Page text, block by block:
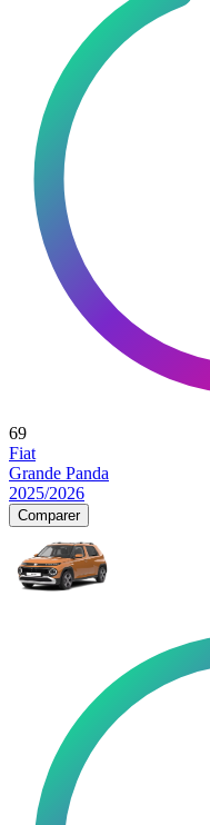
69
Fiat
Grande Panda
2025/2026
Comparer